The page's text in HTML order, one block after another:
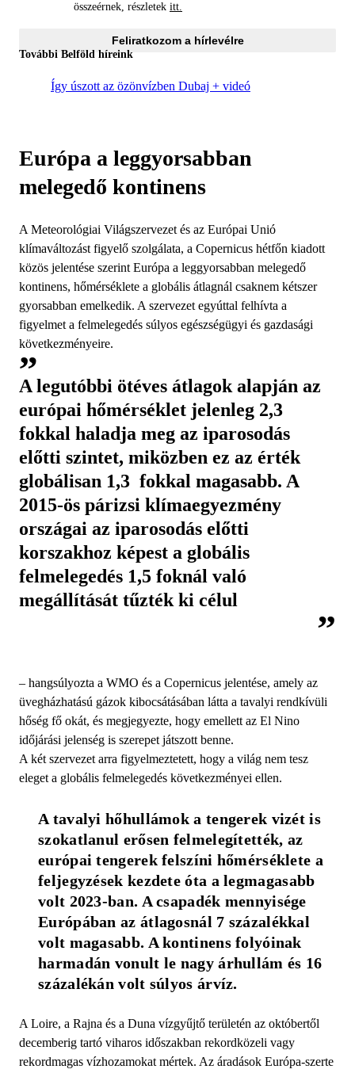
összeérnek, részletek itt.
Feliratkozom a hírlevélre
További Belföld híreink
Így úszott az özönvízben Dubaj + videó
Európa a leggyorsabban
melegedő kontinens
A Meteorológiai Világszervezet és az Európai Unió
klímaváltozást figyelő szolgálata, a Copernicus hétfőn kiadott
közös jelentése szerint Európa a leggyorsabban melegedő
kontinens, hőmérséklete a globális átlagnál csaknem kétszer
gyorsabban emelkedik. A szervezet egyúttal felhívta a
figyelmet a felmelegedés súlyos egészségügyi és gazdasági
következményeire.
A legutóbbi ötéves átlagok alapján az
európai hőmérséklet jelenleg 2,3
fokkal haladja meg az iparosodás
előtti szintet, miközben ez az érték
globálisan 1,3 fokkal magasabb. A
2015-ös párizsi klímaegyezmény
országai az iparosodás előtti
korszakhoz képest a globális
felmelegedés 1,5 foknál való
megállítását tűzték ki célul
– hangsúlyozta a WMO és a Copernicus jelentése, amely az
üvegházhatású gázok kibocsátásában látta a tavalyi rendkívüli
hőség fő okát, és megjegyezte, hogy emellett az El Nino
időjárási jelenség is szerepet játszott benne.
A két szervezet arra figyelmeztetett, hogy a világ nem tesz
eleget a globális felmelegedés következményei ellen.
A tavalyi hőhullámok a tengerek vizét is
szokatlanul erősen felmelegítették, az
európai tengerek felszíni hőmérséklete a
feljegyzések kezdete óta a legmagasabb
volt 2023-ban. A csapadék mennyisége
Európában az átlagosnál 7 százalékkal
volt magasabb. A kontinens folyóinak
harmadán vonult le nagy árhullám és 16
százalékán volt súlyos árvíz.
A Loire, a Rajna és a Duna vízgyűjtő területén az októbertől
decemberig tartó viharos időszakban rekordközeli vagy
rekordmagas vízhozamokat mértek. Az áradások Európa-szerte